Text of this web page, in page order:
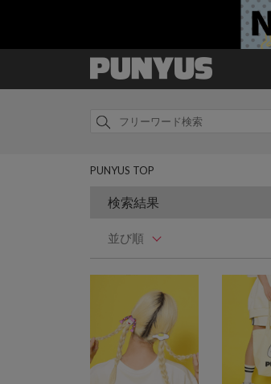
PUNYUS TOP
検索結果
並び順